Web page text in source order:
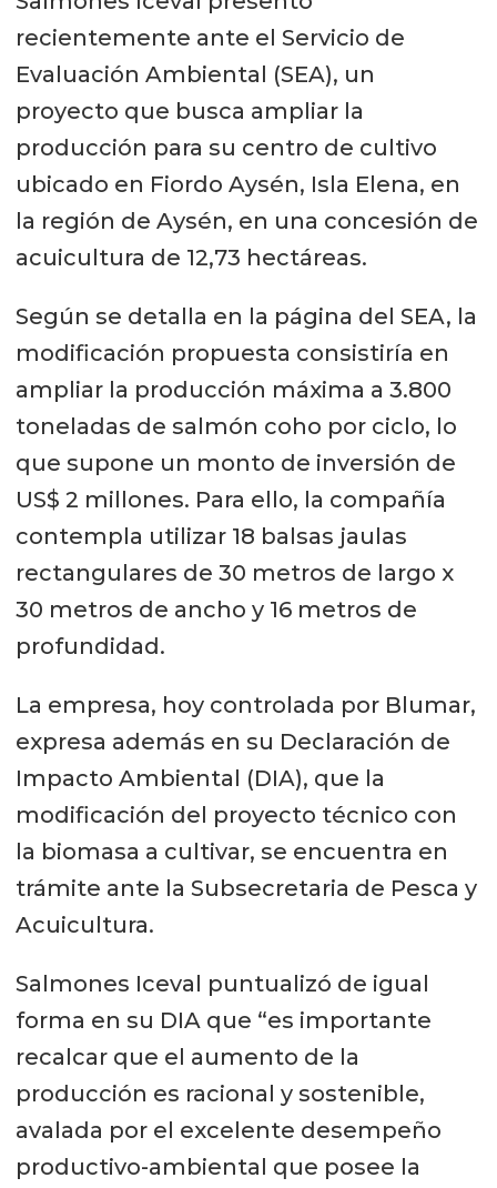
recientemente ante el Servicio de
Evaluación Ambiental (SEA), un
proyecto que busca ampliar la
producción para su centro de cultivo
ubicado en Fiordo Aysén, Isla Elena, en
la región de Aysén, en una concesión de
acuicultura de 12,73 hectáreas.
Según se detalla en la página del SEA, la
modificación propuesta consistiría en
ampliar la producción máxima a 3.800
toneladas de salmón coho por ciclo, lo
que supone un monto de inversión de
US$ 2 millones. Para ello, la compañía
contempla utilizar 18 balsas jaulas
rectangulares de 30 metros de largo x
30 metros de ancho y 16 metros de
profundidad.
La empresa, hoy controlada por Blumar,
expresa además en su Declaración de
Impacto Ambiental (DIA), que la
modificación del proyecto técnico con
la biomasa a cultivar, se encuentra en
trámite ante la Subsecretaria de Pesca y
Acuicultura.
Salmones Iceval puntualizó de igual
forma en su DIA que “es importante
recalcar que el aumento de la
producción es racional y sostenible,
avalada por el excelente desempeño
productivo-ambiental que posee la